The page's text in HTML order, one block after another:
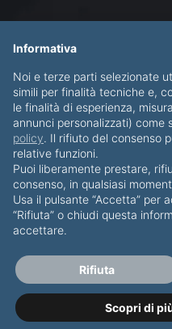
CHI SONO
BLOG
© Copyright 2012-
Tutti i diritti riservati
P.IVA
Informativa
Noi e terze parti selezionate
simili per finalità tecniche e,
le finalità di esperienza,
annunci personalizzati) come
policy. Il rifiuto del consenso
relative funzioni.
Puoi liberamente prestare,
consenso, in qualsiasi
Usa il pulsante “Accetta” per
“Rifiuta” o chiudi questa
accettare.
Scopri di
Rifiuta